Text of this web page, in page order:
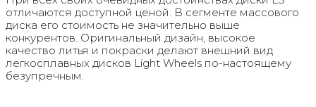
отличаются доступной ценой. В сегменте массового
диска его стоимость не значительно выше
конкурентов. Оригинальный дизайн, высокое
качество литья и покраски делают внешний вид
легкосплавных дисков Light Wheels по-настоящему
безупречным.